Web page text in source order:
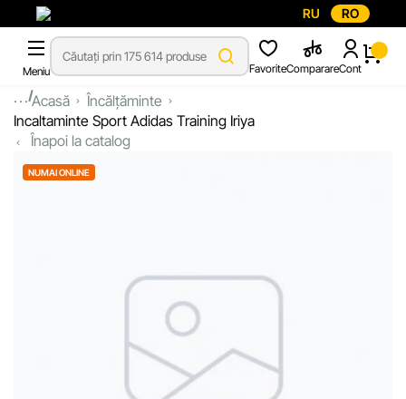
RU RO
Meniu FavoriteComparareCont
...Acasă
Încălțăminte
Incaltaminte Sport Adidas Training Iriya
Înapoi la catalog
NUMAI ONLINE